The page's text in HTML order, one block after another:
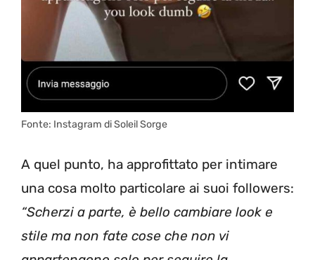
Fonte: Instagram di Soleil Sorge
A quel punto, ha approfittato per intimare
una cosa molto particolare ai suoi followers:
“Scherzi a parte, è bello cambiare look e
stile ma non fate cose che non vi